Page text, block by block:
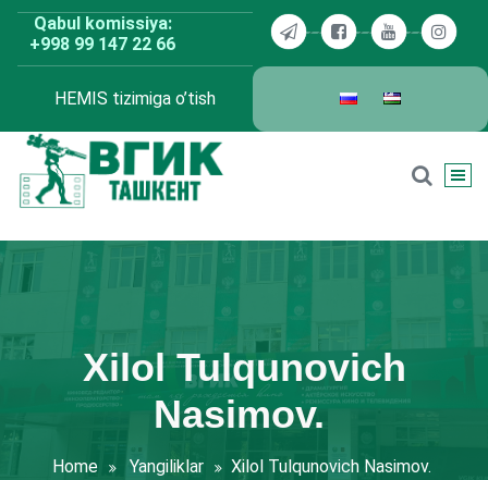
Skip
content
Qabul komissiya:
+998 99 147 22 66
HEMIS tizimiga o’tish
Xilol Tulqunovich
Nasimov.
Home Yangiliklar Xilol Tulqunovich Nasimov.